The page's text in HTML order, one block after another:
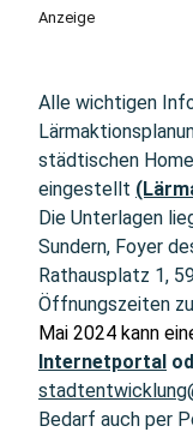
Anzeige
Alle wichtigen
städtischen
eingestellt
Die Unterlagen
Sundern, Foyer
Rathausplatz 1,
Öffnungszeiten
Mai 2024 kann
Internetportal
Bedarf auch per